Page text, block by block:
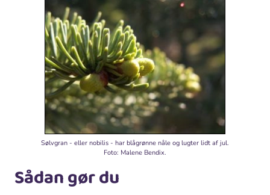
Sølvgran - eller nobilis - har blågrønne nåle og lugter lidt af jul.
Foto: Malene Bendix.
Sådan gør du